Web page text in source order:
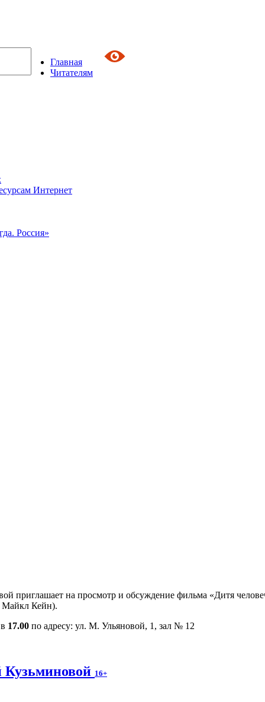
Главная
Читателям
Интернет
Россия»
приглашает на просмотр и обсуждение фильма «Дитя
Кейн).
17.00 по адресу: ул. М. Ульяновой, 1, зал № 12
Кузьминовой 16+